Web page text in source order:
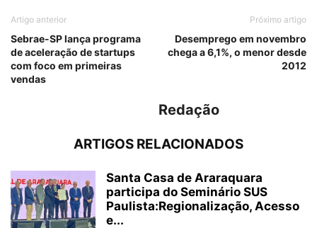
Artigo anterior
Sebrae-SP lança programa
de aceleração de startups
com foco em primeiras
vendas
Próximo artigo
Desemprego em novembro
chega a 6,1%, o menor desde
2012
Redação
ARTIGOS RELACIONADOS
Santa Casa de Araraquara
participa do Seminário SUS
Paulista:Regionalização, Acesso
e...